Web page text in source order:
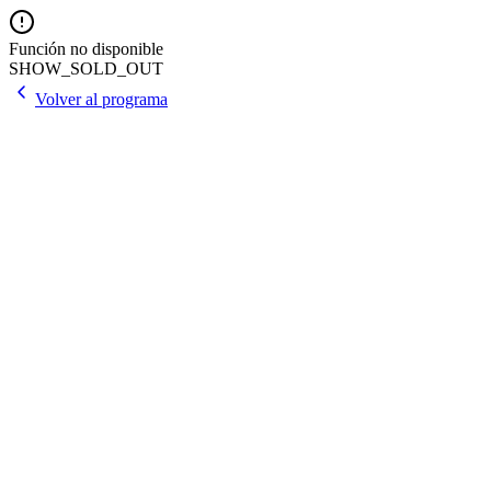
Función no disponible
SHOW_SOLD_OUT
Volver al programa